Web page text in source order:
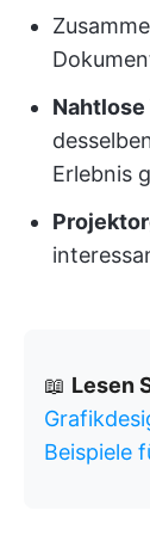
Erlebnis
📖 Lesen
Beispiele